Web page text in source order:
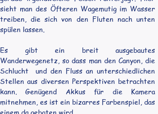
sieht man des Öfteren Wagemutig im Wasser
treiben, die sich von den Fluten nach unten
spülen lassen.
Es gibt ein breit ausgebautes
Wanderwegenetz, so dass man den Canyon, die
Schlucht  und den Fluss an unterschiedlichen
Stellen aus diversen Perspektiven betrachten
kann. Genügend Akkus für die Kamera
mitnehmen, es ist ein bizarres Farbenspiel, das
einem da geboten wird.